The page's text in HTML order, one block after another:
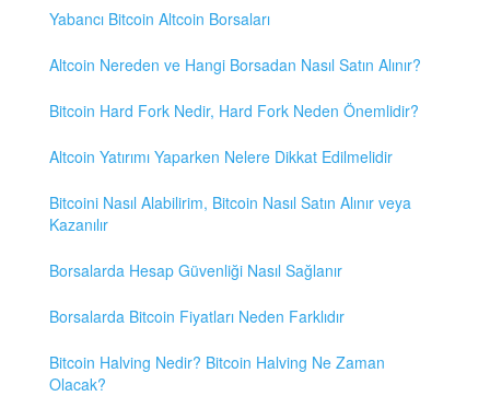
Yabancı Bitcoin Altcoin Borsaları
Altcoin Nereden ve Hangi Borsadan Nasıl Satın Alınır?
Bitcoin Hard Fork Nedir, Hard Fork Neden Önemlidir?
Altcoin Yatırımı Yaparken Nelere Dikkat Edilmelidir
Bitcoini Nasıl Alabilirim, Bitcoin Nasıl Satın Alınır veya
Kazanılır
Borsalarda Hesap Güvenliği Nasıl Sağlanır
Borsalarda Bitcoin Fiyatları Neden Farklıdır
Bitcoin Halving Nedir? Bitcoin Halving Ne Zaman
Olacak?